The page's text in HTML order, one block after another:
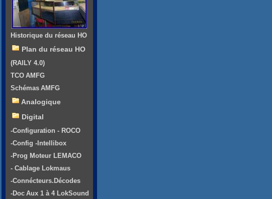
Historique du réseau HO
Plan du réseau HO
(RAILY 4.0)
TCO AMFG
Schémas AMFG
Analogique
Digital
-Configuration - ROCO
-Config -Intellibox
-Prog Moteur LEMACO
- Cablage Lokmaus
-Connécteurs.Décodes
-Doc Aux 1 à 4 LokSound